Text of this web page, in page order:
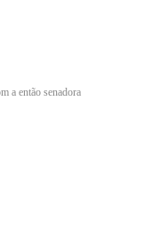
a então senadora